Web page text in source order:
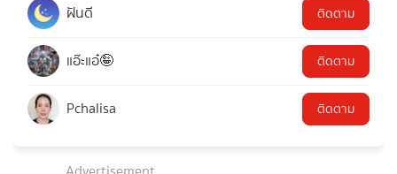
ฝันดี ติดตาม
แอ๊ะแอ๋🤪 ติดตาม
Pchalisa ติดตาม